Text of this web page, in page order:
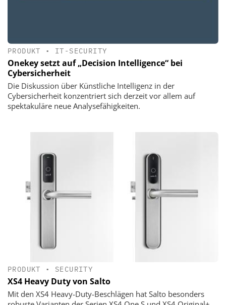
PRODUKT • IT-SECURITY
Onekey setzt auf „Decision Intelligence“ bei
Cybersicherheit
Die Diskussion über Künstliche Intelligenz in der
Cybersicherheit konzentriert sich derzeit vor allem auf
spektakuläre neue Analysefähigkeiten.
PRODUKT • SECURITY
XS4 Heavy Duty von Salto
Mit den XS4 Heavy-Duty-Beschlägen hat Salto besonders